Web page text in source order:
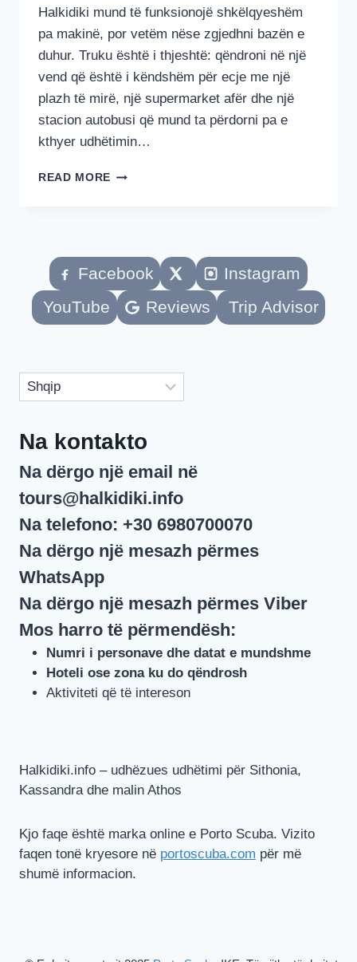
Halkidiki mund të funksionojë shkëlqyeshëm
pa makinë, por vetëm nëse zgjedhni bazën e
duhur. Truku është i thjeshtë: qëndroni në një
vend që është i këndshëm për ecje me një
plazh të mirë, një supermarket afër dhe një
stacion autobusi që mund ta përdorni pa e
kthyer udhëtimin…
READ MORE ZONAT
QËNDRIM
NË
HALKIDIKI
MAKINË
Facebook
Instagram
YouTube
Reviews Trip Advisor
Zgjidhni
gjuhë
Na kontakto
Na dërgo një email në
tours@halkidiki.info
Na telefono: +30 6980700070
Na dërgo një mesazh përmes
WhatsApp
Na dërgo një mesazh përmes Viber
Mos harro të përmendësh:
Numri i personave dhe datat e mundshme
Hoteli ose zona ku do qëndrosh
Aktiviteti që të intereson
Halkidiki.info – udhëzues udhëtimi për Sithonia,
Kassandra dhe malin Athos
Kjo faqe është marka online e Porto Scuba. Vizito
faqen tonë kryesore në portoscuba.com për më
shumë informacion.